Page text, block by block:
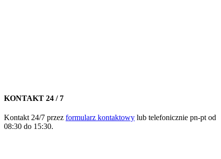
KONTAKT 24 / 7
Kontakt 24/7 przez formularz kontaktowy lub telefonicznie pn-pt od
08:30 do 15:30.